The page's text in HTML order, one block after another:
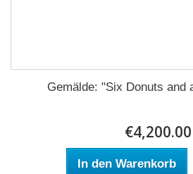
Gemälde: "Six Donuts and
€4,200.00
In den Warenkorb